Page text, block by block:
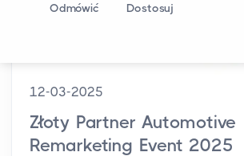
12-03-2025
Złoty Partner Automotive
Remarketing Event 2025
Odmówić Dostosuj